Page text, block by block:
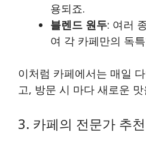
용되죠.
블렌드 원두: 여러
여 각 카페만의 독
이처럼 카페에서는 매일
고, 방문 시 마다 새로운
3. 카페의 전문가 추천